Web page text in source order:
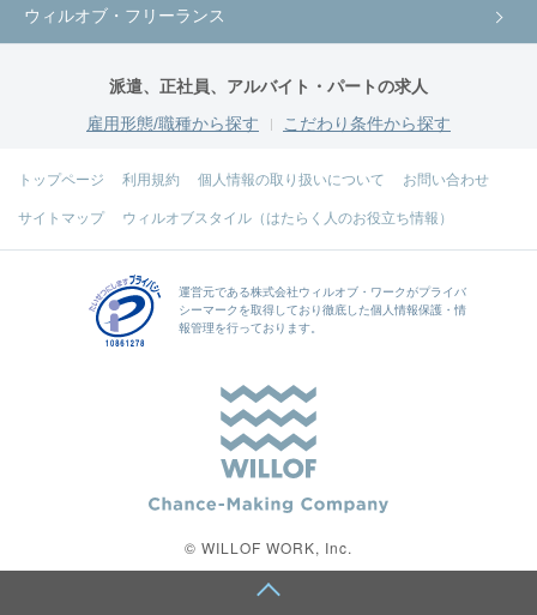
ウィルオブ・フリーランス
派遣、正社員、アルバイト・パートの求人
雇用形態/職種から探す
こだわり条件から探す
トップページ 利用規約 個人情報の取り扱いについて お問い合わせ
サイトマップ ウィルオブスタイル（はたらく人のお役立ち情報）
運営元である株式会社ウィルオブ・ワークがプライバ
シーマークを取得しており徹底した個人情報保護・情
報管理を行っております。
© WILLOF WORK, Inc.